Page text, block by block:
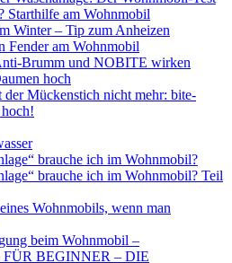
Starthilfe am Wohnmobil
Winter – Tip zum Anheizen
Fender am Wohnmobil
Brumm und NOBITE wirken
hoch
Mückenstich nicht mehr: bite-
brauche ich im Wohnmobil?
brauche ich im Wohnmobil? Teil
Wohnmobils, wenn man
beim Wohnmobil –
BEGINNER – DIE